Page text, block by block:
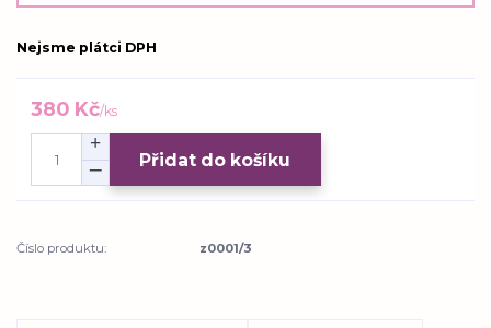
Nejsme plátci DPH
380 Kč/ks
Přidat do košíku
Číslo produktu: z0001/3